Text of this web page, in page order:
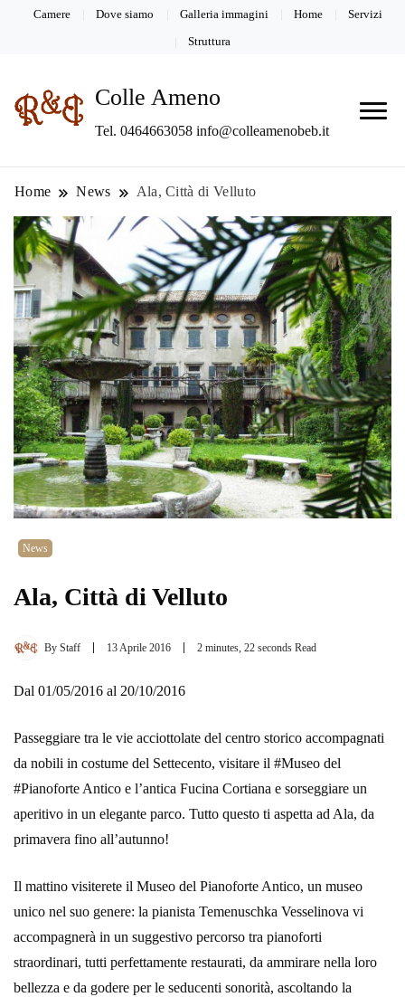
Camere Dove siamo Galleria immagini Home Servizi
Struttura
Colle Ameno
Tel. 0464663058 info@colleamenobeb.it
Home News Ala, Città di Velluto
News
Ala, Città di Velluto
By Staff 13 Aprile 2016 2 minutes, 22 seconds Read
Dal 01/05/2016 al 20/10/2016
Passeggiare tra le vie acciottolate del centro storico accompagnati
da nobili in costume del Settecento, visitare il #Museo del
#Pianoforte Antico e l’antica Fucina Cortiana e sorseggiare un
aperitivo in un elegante parco. Tutto questo ti aspetta ad Ala, da
primavera fino all’autunno!
Il mattino visiterete il Museo del Pianoforte Antico, un museo
unico nel suo genere: la pianista Temenuschka Vesselinova vi
accompagnerà in un suggestivo percorso tra pianoforti
straordinari, tutti perfettamente restaurati, da ammirare nella loro
bellezza e da godere per le seducenti sonorità, ascoltando la